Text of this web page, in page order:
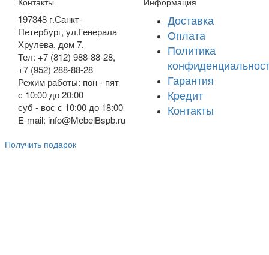
197348 г.Санкт-
Петербург, ул.Генерала
Хрулева, дом 7.
Тел: +7 (812) 988-88-28,
+7 (952) 288-88-28
Режим работы: пон - пят
с 10:00 до 20:00
суб - вос с 10:00 до 18:00
E-mail: info@MebelBspb.ru
Доставка
Оплата
Политика
Гарантия
Кредит
Контакты
Получить подарок